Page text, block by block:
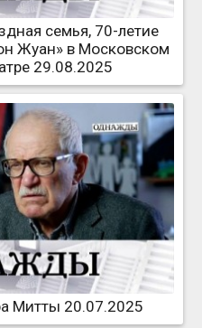
семья, 70-летие
Жуан» в Московском
29.08.2025
Митты 20.07.2025